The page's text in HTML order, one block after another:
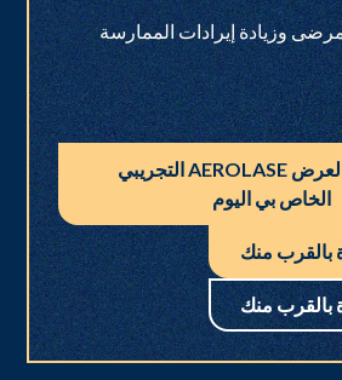
وزيادة إيرادات الممارسة
حدد موعدًا لعرض AEROLASE التجريبي
الخاص بي اليوم
بالقرب منك
بالقرب منك